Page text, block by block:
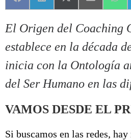
El Origen del Coaching
establece en la década
inicia con la Ontología
del Ser Humano en las
VAMOS DESDE EL
Si buscamos en las redes,